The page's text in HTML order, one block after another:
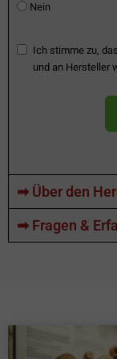
Nein
Ich stimme zu,
und an Hersteller
➡ Über den
➡ Fragen &